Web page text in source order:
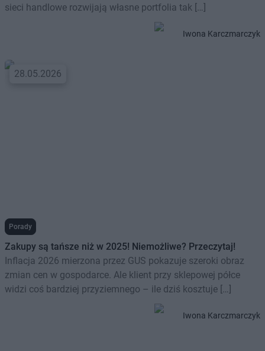
sieci handlowe rozwijają własne portfolia tak […]
Iwona Karczmarczyk
28.05.2026
Porady
Zakupy są tańsze niż w 2025! Niemożliwe? Przeczytaj!
Inflacja 2026 mierzona przez GUS pokazuje szeroki obraz
zmian cen w gospodarce. Ale klient przy sklepowej półce
widzi coś bardziej przyziemnego – ile dziś kosztuje […]
Iwona Karczmarczyk